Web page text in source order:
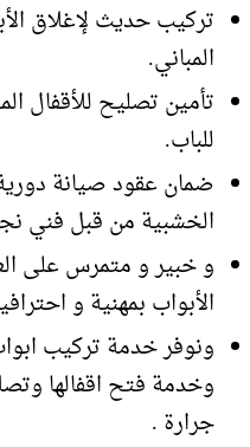
تركيب حديث لإغلاق
المباني.
تأمين تصليح للأقفال
للباب.
ضمان عقود صيانة دورية
الخشبية من قبل فني
و خبير و متمرس على
الأبواب بمهنية و
ونوفر خدمة تركيب
وخدمة فتح اقفالها
جرارة .